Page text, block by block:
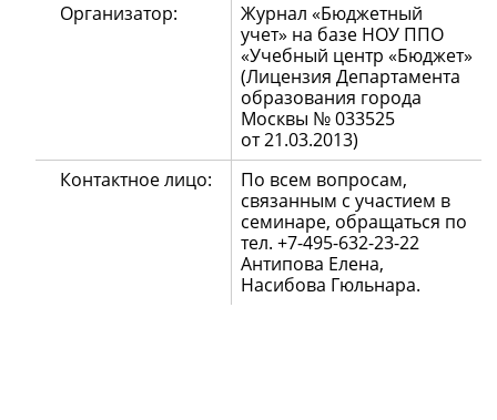
Организатор:
Журнал «Бюджетный
учет» на базе НОУ ППО
«Учебный центр «Бюджет»
(Лицензия Департамента
образования города
Москвы № 033525
от 21.03.2013)
Контактное лицо:
По всем вопросам,
связанным с участием в
семинаре, обращаться по
тел. +7-495-632-23-22
Антипова Елена,
Насибова Гюльнара.